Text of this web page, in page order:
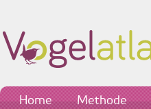
Home Methode